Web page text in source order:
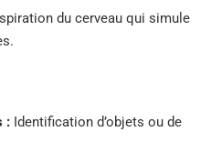
du cerveau qui simule
: Identification d’objets ou de